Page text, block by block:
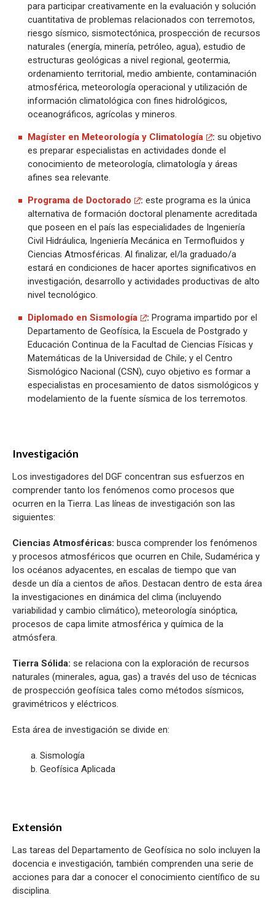
para participar creativamente en la evaluación y solución
cuantitativa de problemas relacionados con terremotos,
riesgo sísmico, sismotectónica, prospección de recursos
naturales (energía, minería, petróleo, agua), estudio de
estructuras geológicas a nivel regional, geotermia,
ordenamiento territorial, medio ambiente, contaminación
atmosférica, meteorología operacional y utilización de
información climatológica con fines hidrológicos,
oceanográficos, agrícolas y mineros.
Magíster en Meteorología y Climatología : su objetivo
es preparar especialistas en actividades donde el
conocimiento de meteorología, climatología y áreas
afines sea relevante.
Programa de Doctorado : este programa es la única
alternativa de formación doctoral plenamente acreditada
que poseen en el país las especialidades de Ingeniería
Civil Hidráulica, Ingeniería Mecánica en Termofluidos y
Ciencias Atmosféricas. Al finalizar, el/la graduado/a
estará en condiciones de hacer aportes significativos en
investigación, desarrollo y actividades productivas de alto
nivel tecnológico.
Diplomado en Sismología : Programa impartido por el
Departamento de Geofísica, la Escuela de Postgrado y
Educación Continua de la Facultad de Ciencias Físicas y
Matemáticas de la Universidad de Chile; y el Centro
Sismológico Nacional (CSN), cuyo objetivo es formar a
especialistas en procesamiento de datos sismológicos y
modelamiento de la fuente sísmica de los terremotos.
Investigación
Los investigadores del DGF concentran sus esfuerzos en
comprender tanto los fenómenos como procesos que
ocurren en la Tierra. Las líneas de investigación son las
siguientes:
Ciencias Atmosféricas: busca comprender los fenómenos
y procesos atmosféricos que ocurren en Chile, Sudamérica y
los océanos adyacentes, en escalas de tiempo que van
desde un día a cientos de años. Destacan dentro de esta área
la investigaciones en dinámica del clima (incluyendo
variabilidad y cambio climático), meteorología sinóptica,
procesos de capa limite atmosférica y química de la
atmósfera.
Tierra Sólida: se relaciona con la exploración de recursos
naturales (minerales, agua, gas) a través del uso de técnicas
de prospección geofísica tales como métodos sísmicos,
gravimétricos y eléctricos.
Esta área de investigación se divide en:
a. Sismología
b. Geofísica Aplicada
Extensión
Las tareas del Departamento de Geofísica no solo incluyen la
docencia e investigación, también comprenden una serie de
acciones para dar a conocer el conocimiento científico de su
disciplina.